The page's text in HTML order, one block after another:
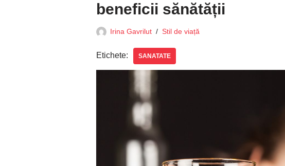
beneficii sănătății
Irina Gavrilut Stil de viață
Etichete: SANATATE